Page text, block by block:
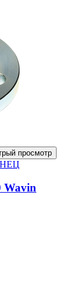
просмотр
Wavin